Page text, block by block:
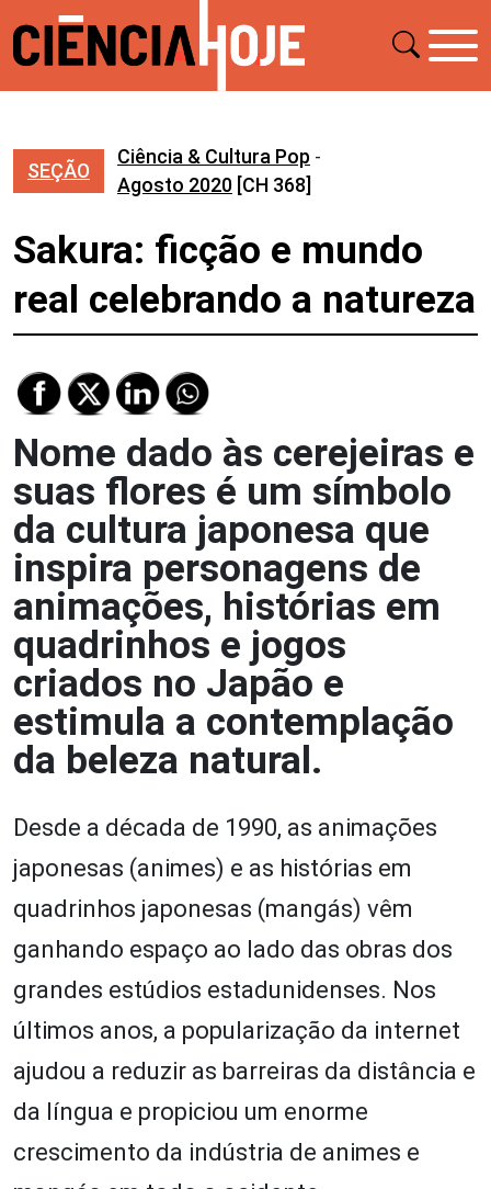
SEÇÃO
Ciência & Cultura Pop -
Agosto 2020 [CH 368]
Sakura: ficção e mundo
real celebrando a natureza
Nome dado às cerejeiras e
suas flores é um símbolo
da cultura japonesa que
inspira personagens de
animações, histórias em
quadrinhos e jogos
criados no Japão e
estimula a contemplação
da beleza natural.
Desde a década de 1990, as animações
japonesas (animes) e as histórias em
quadrinhos japonesas (mangás) vêm
ganhando espaço ao lado das obras dos
grandes estúdios estadunidenses. Nos
últimos anos, a popularização da internet
ajudou a reduzir as barreiras da distância e
da língua e propiciou um enorme
crescimento da indústria de animes e